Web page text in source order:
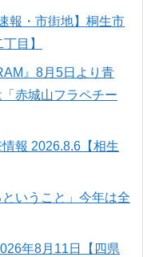
報・市街地】桐生市
目】
』8月5日より青
赤城山フラペチー
報 2026.8.6【相生
いうこと」今年は全
年8月11日【四県